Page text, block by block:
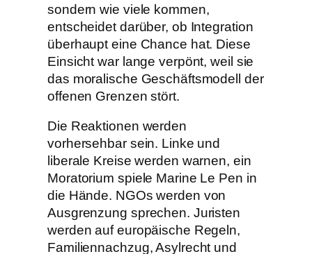
sondern wie viele kommen,
entscheidet darüber, ob Integration
überhaupt eine Chance hat. Diese
Einsicht war lange verpönt, weil sie
das moralische Geschäftsmodell der
offenen Grenzen stört.
Die Reaktionen werden
vorhersehbar sein. Linke und
liberale Kreise werden warnen, ein
Moratorium spiele Marine Le Pen in
die Hände. NGOs werden von
Ausgrenzung sprechen. Juristen
werden auf europäische Regeln,
Familiennachzug, Asylrecht und